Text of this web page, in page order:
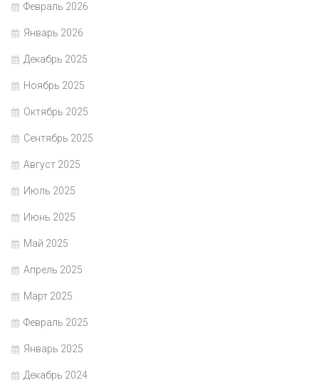
Февраль 2026
Январь 2026
Декабрь 2025
Ноябрь 2025
Октябрь 2025
Сентябрь 2025
Август 2025
Июль 2025
Июнь 2025
Май 2025
Апрель 2025
Март 2025
Февраль 2025
Январь 2025
Декабрь 2024